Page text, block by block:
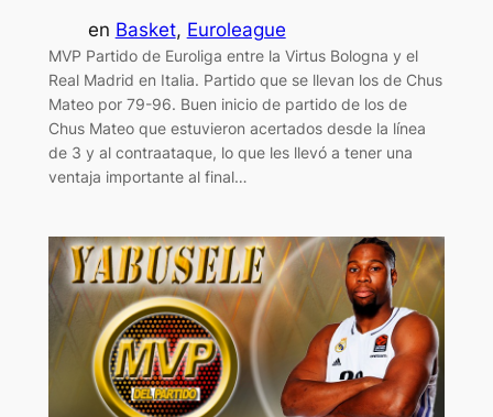
en Basket, Euroleague
MVP Partido de Euroliga entre la Virtus Bologna y el
Real Madrid en Italia. Partido que se llevan los de Chus
Mateo por 79-96. Buen inicio de partido de los de
Chus Mateo que estuvieron acertados desde la línea
de 3 y al contraataque, lo que les llevó a tener una
ventaja importante al final…